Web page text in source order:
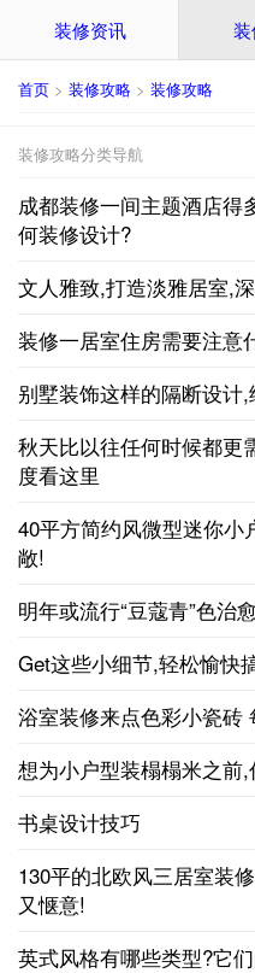
装修资讯
首页 > 装修攻略 > 装修攻略
装修攻略分类导航
成都装修一间主题酒店得
何装修设计?
文人雅致,打造淡雅居室,
装修一居室住房需要注意
别墅装饰这样的隔断设计
秋天比以往任何时候都更
度看这里
40平方简约风微型迷你
敞!
明年或流行“豆蔻青”色治
Get这些小细节,轻松愉快
浴室装修来点色彩小瓷砖
想为小户型装榻榻米之前
书桌设计技巧
130平的北欧风三居室装
又惬意!
英式风格有哪些类型?它